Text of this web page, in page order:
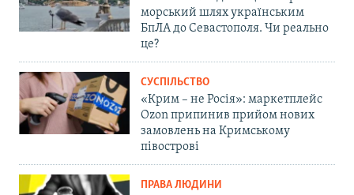
морський шлях українським
БпЛА до Севастополя. Чи реально
це?
СУСПІЛЬСТВО
«Крим – не Росія»: маркетплейс
Ozon припинив прийом нових
замовлень на Кримському
півострові
ПРАВА ЛЮДИНИ